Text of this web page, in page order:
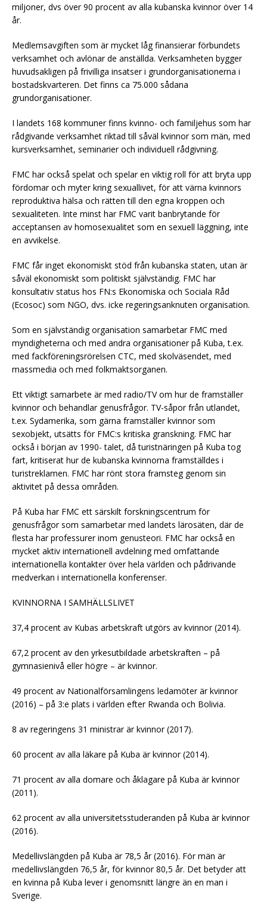
miljoner, dvs över 90 procent av alla kubanska kvinnor över 14
år.
Medlemsavgiften som är mycket låg finansierar förbundets
verksamhet och avlönar de anställda. Verksamheten bygger
huvudsakligen på frivilliga insatser i grundorganisationerna i
bostadskvarteren. Det finns ca 75.000 sådana
grundorganisationer.
I landets 168 kommuner finns kvinno- och familjehus som har
rådgivande verksamhet riktad till såväl kvinnor som män, med
kursverksamhet, seminarier och individuell rådgivning.
FMC har också spelat och spelar en viktig roll för att bryta upp
fördomar och myter kring sexuallivet, för att värna kvinnors
reproduktiva hälsa och rätten till den egna kroppen och
sexualiteten. Inte minst har FMC varit banbrytande för
acceptansen av homosexualitet som en sexuell läggning, inte
en avvikelse.
FMC får inget ekonomiskt stöd från kubanska staten, utan är
såväl ekonomiskt som politiskt självständig. FMC har
konsultativ status hos FN:s Ekonomiska och Sociala Råd
(Ecosoc) som NGO, dvs. icke regeringsanknuten organisation.
Som en självständig organisation samarbetar FMC med
myndigheterna och med andra organisationer på Kuba, t.ex.
med fackföreningsrörelsen CTC, med skolväsendet, med
massmedia och med folkmaktsorganen.
Ett viktigt samarbete är med radio/TV om hur de framställer
kvinnor och behandlar genusfrågor. TV-såpor från utlandet,
t.ex. Sydamerika, som gärna framställer kvinnor som
sexobjekt, utsätts för FMC:s kritiska granskning. FMC har
också i början av 1990- talet, då turistnäringen på Kuba tog
fart, kritiserat hur de kubanska kvinnorna framställdes i
turistreklamen. FMC har rönt stora framsteg genom sin
aktivitet på dessa områden.
På Kuba har FMC ett särskilt forskningscentrum för
genusfrågor som samarbetar med landets lärosäten, där de
flesta har professurer inom genusteori. FMC har också en
mycket aktiv internationell avdelning med omfattande
internationella kontakter över hela världen och pådrivande
medverkan i internationella konferenser.
KVINNORNA I SAMHÄLLSLIVET
37,4 procent av Kubas arbetskraft utgörs av kvinnor (2014).
67,2 procent av den yrkesutbildade arbetskraften – på
gymnasienivå eller högre – är kvinnor.
49 procent av Nationalförsamlingens ledamöter är kvinnor
(2016) – på 3:e plats i världen efter Rwanda och Bolivia.
8 av regeringens 31 ministrar är kvinnor (2017).
60 procent av alla läkare på Kuba är kvinnor (2014).
71 procent av alla domare och åklagare på Kuba är kvinnor
(2011).
62 procent av alla universitetsstuderanden på Kuba är kvinnor
(2016).
Medellivslängden på Kuba är 78,5 år (2016). För män är
medellivslängden 76,5 år, för kvinnor 80,5 år. Det betyder att
en kvinna på Kuba lever i genomsnitt längre än en man i
Sverige.